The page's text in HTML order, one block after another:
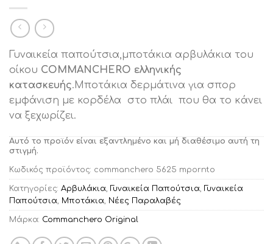
Γυναικεία παπούτσια,μποτάκια αρβυλάκια του
οίκου COMMANCHERO ελληνικής
κατασκευής.Μποτάκια δερμάτινα για σπορ
εμφάνιση με κορδέλα στο πλάι που θα το κάνει
να ξεχωρίζει.
Αυτό το προϊόν είναι εξαντλημένο και μή διαθέσιμο αυτή τη
στιγμή.
Κωδικός προϊόντος: commanchero 5625 mpornto
Κατηγορίες: Αρβυλάκια, Γυναικεία Παπούτσια, Γυναικεία
Παπούτσια, Μποτάκια, Νέες Παραλαβές
Μάρκα: Commanchero Original